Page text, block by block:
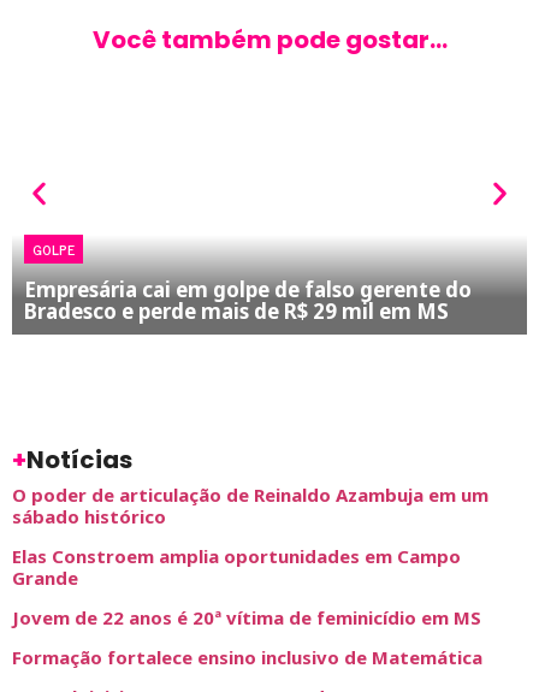
Você também pode gostar...
GOLPE
Empresária cai em golpe de falso gerente do
Bradesco e perde mais de R$ 29 mil em MS
+Notícias
O poder de articulação de Reinaldo Azambuja em um
sábado histórico
Elas Constroem amplia oportunidades em Campo
Grande
Jovem de 22 anos é 20ª vítima de feminicídio em MS
Formação fortalece ensino inclusivo de Matemática